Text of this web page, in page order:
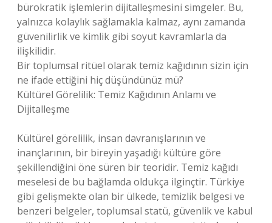
bürokratik işlemlerin dijitalleşmesini simgeler. Bu,
yalnızca kolaylık sağlamakla kalmaz, aynı zamanda
güvenilirlik ve kimlik gibi soyut kavramlarla da
ilişkilidir.
Bir toplumsal ritüel olarak temiz kağıdının sizin için
ne ifade ettiğini hiç düşündünüz mü?
Kültürel Görelilik: Temiz Kağıdının Anlamı ve
Dijitalleşme
Kültürel görelilik, insan davranışlarının ve
inançlarının, bir bireyin yaşadığı kültüre göre
şekillendiğini öne süren bir teoridir. Temiz kağıdı
meselesi de bu bağlamda oldukça ilginçtir. Türkiye
gibi gelişmekte olan bir ülkede, temizlik belgesi ve
benzeri belgeler, toplumsal statü, güvenlik ve kabul